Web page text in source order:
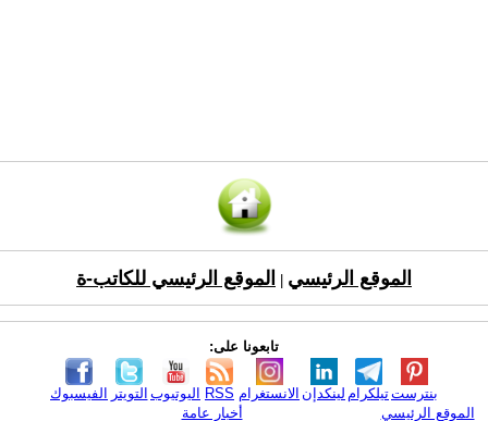
الموقع الرئيسي الموقع الرئيسي للكاتب-ة
تابعونا على:
الفيسبوك التويتر اليوتيوب RSS الانستغرام لينكدإن تيلكرامبنترست
الموقع الرئيسي
أخبار عامة